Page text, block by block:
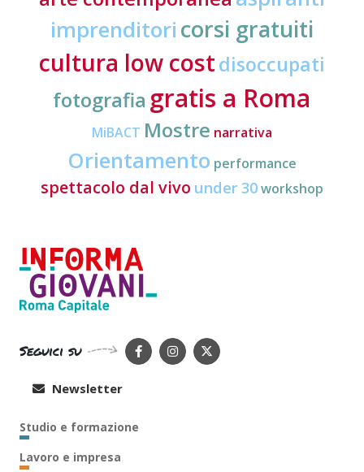
imprenditori corsi gratuiti
cultura low costdisoccupati
fotografia gratis a Roma
MiBACT Mostre narrativa
Orientamento performance
spettacolo dal vivo under 30workshop
Seguici su
Newsletter
Studio e formazione
Lavoro e impresa